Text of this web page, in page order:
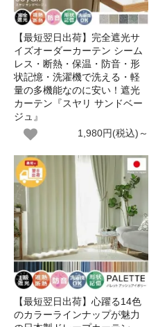
【最短翌日出荷】完全遮光サ
イズオーダーカーテン シーム
レス・断熱・保温・防音・形
状記憶・洗濯機で洗える・軽
量の多機能なのに安い！遮光
カーテン『スヤリ サンドベー
ジュ』
1,980円(税込)～
【最短翌日出荷】心躍る14色
のカラーラインナップが魅力